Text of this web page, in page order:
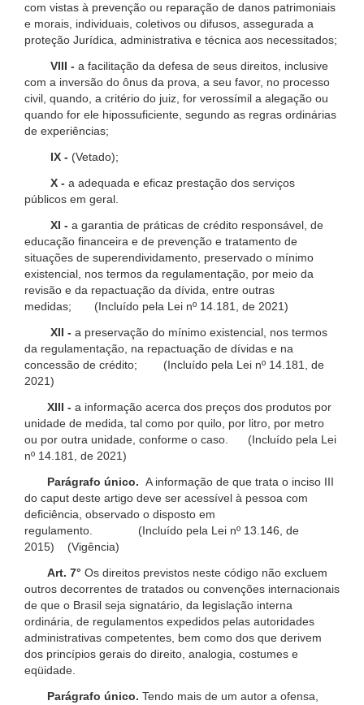
com vistas à prevenção ou reparação de danos patrimoniais
e morais, individuais, coletivos ou difusos, assegurada a
proteção Jurídica, administrativa e técnica aos necessitados;
VIII - a facilitação da defesa de seus direitos, inclusive
com a inversão do ônus da prova, a seu favor, no processo
civil, quando, a critério do juiz, for verossímil a alegação ou
quando for ele hipossuficiente, segundo as regras ordinárias
de experiências;
IX - (Vetado);
X - a adequada e eficaz prestação dos serviços
públicos em geral.
XI - a garantia de práticas de crédito responsável, de
educação financeira e de prevenção e tratamento de
situações de superendividamento, preservado o mínimo
existencial, nos termos da regulamentação, por meio da
revisão e da repactuação da dívida, entre outras
medidas; (Incluído pela Lei nº 14.181, de 2021)
XII - a preservação do mínimo existencial, nos termos
da regulamentação, na repactuação de dívidas e na
concessão de crédito; (Incluído pela Lei nº 14.181, de
2021)
XIII - a informação acerca dos preços dos produtos por
unidade de medida, tal como por quilo, por litro, por metro
ou por outra unidade, conforme o caso. (Incluído pela Lei
nº 14.181, de 2021)
Parágrafo único. A informação de que trata o inciso III
do caput deste artigo deve ser acessível à pessoa com
deficiência, observado o disposto em
regulamento. (Incluído pela Lei nº 13.146, de
2015) (Vigência)
Art. 7° Os direitos previstos neste código não excluem
outros decorrentes de tratados ou convenções internacionais
de que o Brasil seja signatário, da legislação interna
ordinária, de regulamentos expedidos pelas autoridades
administrativas competentes, bem como dos que derivem
dos princípios gerais do direito, analogia, costumes e
eqüidade.
Parágrafo único. Tendo mais de um autor a ofensa,